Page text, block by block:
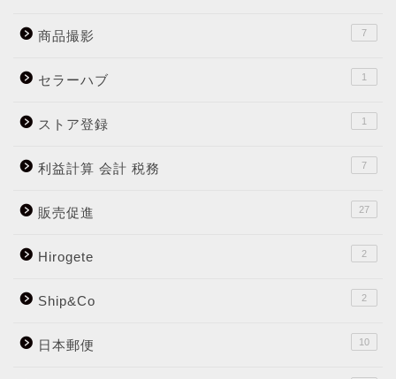
商品撮影 7
セラーハブ 1
ストア登録 1
利益計算 会計 税務 7
販売促進 27
Hirogete 2
Ship&Co 2
日本郵便 10